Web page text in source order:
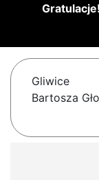
Gratulacje!
Gliwice
Bartosza